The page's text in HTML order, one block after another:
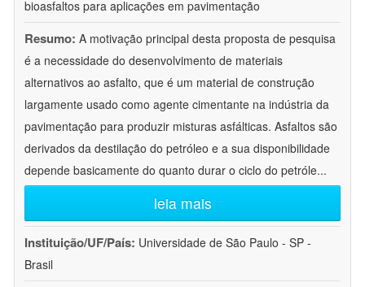
bioasfaltos para aplicações em pavimentação
Resumo: A motivação principal desta proposta de pesquisa
é a necessidade do desenvolvimento de materiais
alternativos ao asfalto, que é um material de construção
largamente usado como agente cimentante na indústria da
pavimentação para produzir misturas asfálticas. Asfaltos são
derivados da destilação do petróleo e a sua disponibilidade
depende basicamente do quanto durar o ciclo do petróle...
leia mais
Instituição/UF/País: Universidade de São Paulo - SP -
Brasil